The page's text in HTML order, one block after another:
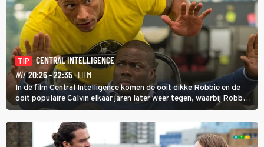
TIP
CENTRAL INTELLIGENCE
NU 20:26 - 22:35· FILM
In de film Central Intelligence komen de ooit dikke Robbie en de
ooit populaire Calvin elkaar jaren later weer tegen, waarbij Robbie,
inmiddels supergespierd en werkzaam voor de CIA, Calvins hulp
goed kan gebruiken.